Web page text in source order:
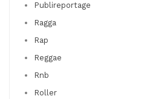
Publireportage
Ragga
Rap
Reggae
Rnb
Roller